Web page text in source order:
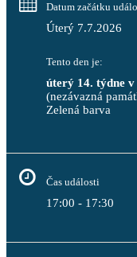
Datum začátku
Úterý 7.7.2026
Tento den je:
úterý 14. týdne
(nezávazná
Čas události
17:00 - 17:30